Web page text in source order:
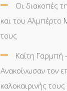
Οι διακοπές
και του Αλμπέρτο
τους
Καίτη Γαρμπή
Ανακοίνωσαν τον
καλοκαιρινής